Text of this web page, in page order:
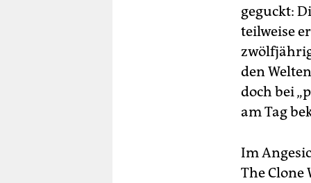
geguckt:
teilweise
den
doch bei
am Tag
Im
The Clone